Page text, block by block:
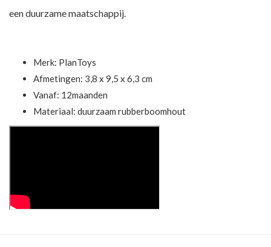
een duurzame maatschappij.
Merk: PlanToys
Afmetingen: 3,8 x 9,5 x 6,3 cm
Vanaf: 12maanden
Materiaal: duurzaam rubberboomhout